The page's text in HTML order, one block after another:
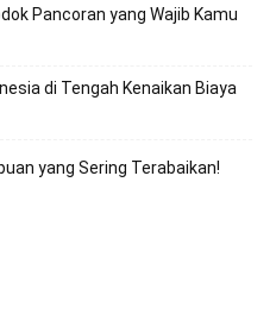
Pancoran yang Wajib Kamu
di Tengah Kenaikan Biaya
yang Sering Terabaikan!